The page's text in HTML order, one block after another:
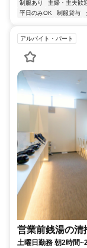
制服あり 主婦・主夫歓
平日のみOK
制服貸与
アルバイト・パート
営業前銭湯の清
土曜日勤務 朝2時間